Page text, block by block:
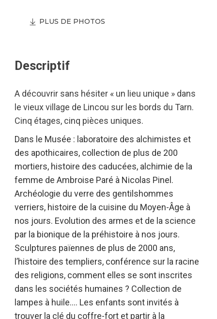
PLUS DE PHOTOS
Descriptif
A découvrir sans hésiter « un lieu unique » dans
le vieux village de Lincou sur les bords du Tarn.
Cinq étages, cinq pièces uniques.
Dans le Musée : laboratoire des alchimistes et
des apothicaires, collection de plus de 200
mortiers, histoire des caducées, alchimie de la
femme de Ambroise Paré à Nicolas Pinel.
Archéologie du verre des gentilshommes
verriers, histoire de la cuisine du Moyen-Âge à
nos jours. Evolution des armes et de la science
par la bionique de la préhistoire à nos jours.
Sculptures païennes de plus de 2000 ans,
l’histoire des templiers, conférence sur la racine
des religions, comment elles se sont inscrites
dans les sociétés humaines ? Collection de
lampes à huile…. Les enfants sont invités à
trouver la clé du coffre-fort et partir à la